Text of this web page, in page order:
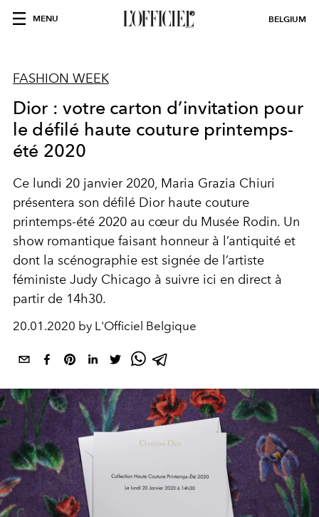
MENU BELGIUM
FASHION WEEK
Dior : votre carton d’invitation pour
le défilé haute couture printemps-
été 2020
Ce lundi 20 janvier 2020, Maria Grazia Chiuri
présentera son défilé Dior haute couture
printemps-été 2020 au cœur du Musée Rodin. Un
show romantique faisant honneur à l’antiquité et
dont la scénographie est signée de l’artiste
féministe Judy Chicago à suivre ici en direct à
partir de 14h30.
20.01.2020 by L'Officiel Belgique